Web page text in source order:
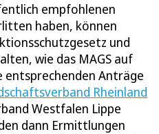
empfohlenen
haben, können
und
wie das MAGS auf
entsprechenden Anträge
Rheinland
Westfalen Lippe
dann Ermittlungen